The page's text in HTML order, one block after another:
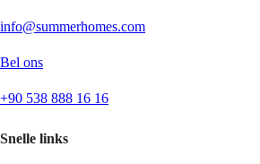
info@summerhomes.com
Bel ons
+90 538 888 16 16
Snelle links